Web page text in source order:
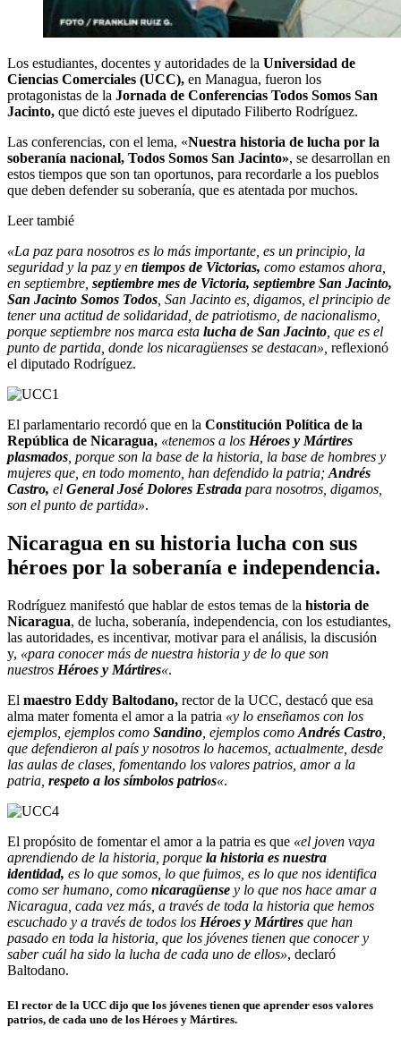
Los estudiantes, docentes y autoridades de la Universidad de
Ciencias Comerciales (UCC), en Managua, fueron los
protagonistas de la Jornada de Conferencias Todos Somos San
Jacinto, que dictó este jueves el diputado Filiberto Rodríguez.
Las conferencias, con el lema, «Nuestra historia de lucha por la
soberanía nacional, Todos Somos San Jacinto», se desarrollan en
estos tiempos que son tan oportunos, para recordarle a los pueblos
que deben defender su soberanía, que es atentada por muchos.
Leer tambié
«La paz para nosotros es lo más importante, es un principio, la
seguridad y la paz y en tiempos de Victorias, como estamos ahora,
en septiembre, septiembre mes de Victoria, septiembre San Jacinto,
San Jacinto Somos Todos , San Jacinto es, digamos, el principio de
tener una actitud de solidaridad, de patriotismo, de nacionalismo,
porque septiembre nos marca esta lucha de San Jacinto , que es el
punto de partida, donde los nicaragüenses se destacan», reflexionó
el diputado Rodríguez.
El parlamentario recordó que en la Constitución Política de la
República de Nicaragua, «tenemos a los Héroes y Mártires
plasmados , porque son la base de la historia, la base de hombres y
mujeres que, en todo momento, han defendido la patria; Andrés
Castro, el General José Dolores Estrada para nosotros, digamos,
son el punto de partida».
Nicaragua en su historia lucha con sus
héroes por la soberanía e independencia.
Rodríguez manifestó que hablar de estos temas de la historia de
Nicaragua, de lucha, soberanía, independencia, con los estudiantes,
las autoridades, es incentivar, motivar para el análisis, la discusión
y, «para conocer más de nuestra historia y de lo que son
nuestros Héroes y Mártires«.
El maestro Eddy Baltodano, rector de la UCC, destacó que esa
alma mater fomenta el amor a la patria «y lo enseñamos con los
ejemplos, ejemplos como Sandino , ejemplos como Andrés Castro
que defendieron al país y nosotros lo hacemos, actualmente, desde
las aulas de clases, fomentando los valores patrios, amor a la
patria, respeto a los símbolos patrios«.
El propósito de fomentar el amor a la patria es que «el joven vaya
aprendiendo de la historia, porque la historia es nuestra
identidad, es lo que somos, lo que fuimos, es lo que nos identifica
como ser humano, como nicaragüense y lo que nos hace amar a
Nicaragua, cada vez más, a través de toda la historia que hemos
escuchado y a través de todos los Héroes y Mártires que han
pasado en toda la historia, que los jóvenes tienen que conocer y
saber cuál ha sido la lucha de cada uno de ellos», declaró
Baltodano.
El rector de la UCC dijo que los jóvenes tienen que aprender esos valores
patrios, de cada uno de los Héroes y Mártires.